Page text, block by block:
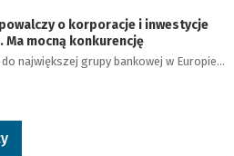
o korporacje i inwestycje
mocną konkurencję
największej grupy bankowej w Europie…